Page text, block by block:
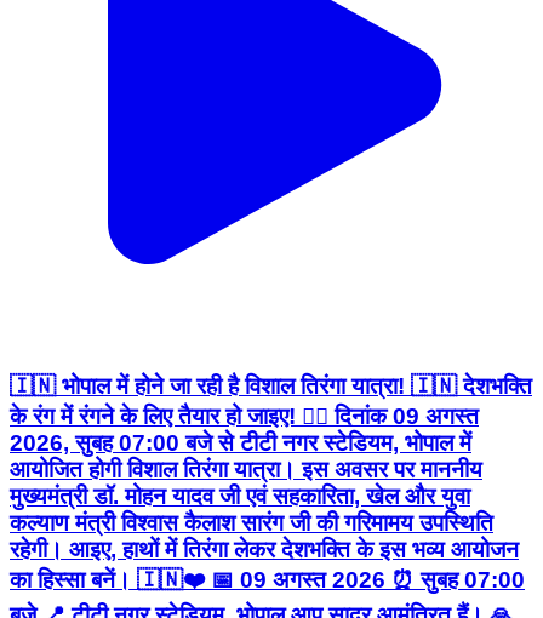
🇮🇳 भोपाल में होने जा रही है विशाल तिरंगा यात्रा! 🇮🇳 देशभक्ति
के रंग में रंगने के लिए तैयार हो जाइए! ❤️‍🔥 दिनांक 09 अगस्त
2026, सुबह 07:00 बजे से टीटी नगर स्टेडियम, भोपाल में
आयोजित होगी विशाल तिरंगा यात्रा। इस अवसर पर माननीय
मुख्यमंत्री डॉ. मोहन यादव जी एवं सहकारिता, खेल और युवा
कल्याण मंत्री विश्वास कैलाश सारंग जी की गरिमामय उपस्थिति
रहेगी। आइए, हाथों में तिरंगा लेकर देशभक्ति के इस भव्य आयोजन
का हिस्सा बनें। 🇮🇳❤️ 📅 09 अगस्त 2026 ⏰ सुबह 07:00